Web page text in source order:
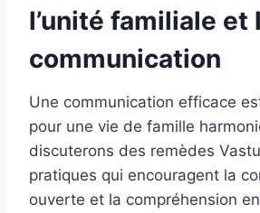
l’unité familiale et
communication
Une communication efficace
pour une vie de famille
discuterons des remèdes
pratiques qui encouragent la
ouverte et la compréhension